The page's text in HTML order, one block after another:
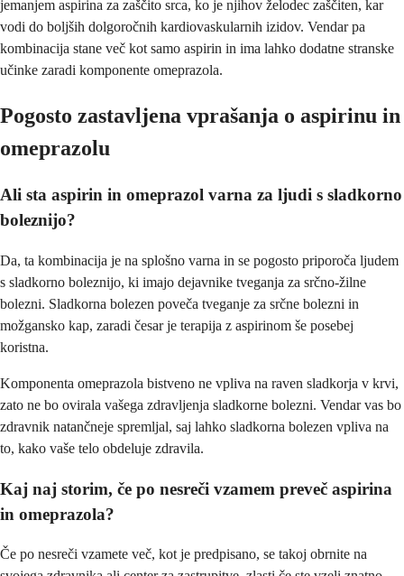
jemanjem aspirina za zaščito srca, ko je njihov želodec zaščiten, kar
vodi do boljših dolgoročnih kardiovaskularnih izidov. Vendar pa
kombinacija stane več kot samo aspirin in ima lahko dodatne stranske
učinke zaradi komponente omeprazola.
Pogosto zastavljena vprašanja o aspirinu in
omeprazolu
Ali sta aspirin in omeprazol varna za ljudi s sladkorno
boleznijo?
Da, ta kombinacija je na splošno varna in se pogosto priporoča ljudem
s sladkorno boleznijo, ki imajo dejavnike tveganja za srčno-žilne
bolezni. Sladkorna bolezen poveča tveganje za srčne bolezni in
možgansko kap, zaradi česar je terapija z aspirinom še posebej
koristna.
Komponenta omeprazola bistveno ne vpliva na raven sladkorja v krvi,
zato ne bo ovirala vašega zdravljenja sladkorne bolezni. Vendar vas bo
zdravnik natančneje spremljal, saj lahko sladkorna bolezen vpliva na
to, kako vaše telo obdeluje zdravila.
Kaj naj storim, če po nesreči vzamem preveč aspirina
in omeprazola?
Če po nesreči vzamete več, kot je predpisano, se takoj obrnite na